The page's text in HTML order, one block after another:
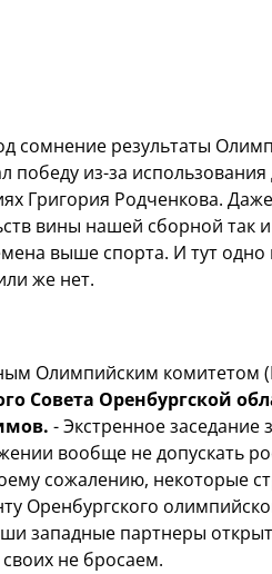
сомнение результаты
победу из-за
Григория Родченкова.
вины нашей сборной так
выше спорта. И тут одно
же нет.
Олимпийским
Совета Оренбургской
- Экстренное заседание
вообще не допускать
сожалению, некоторые
Оренбургского
западные партнеры
не бросаем.